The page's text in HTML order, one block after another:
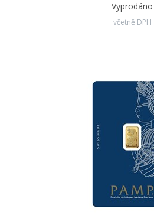
Vyprodáno
včetně DPH